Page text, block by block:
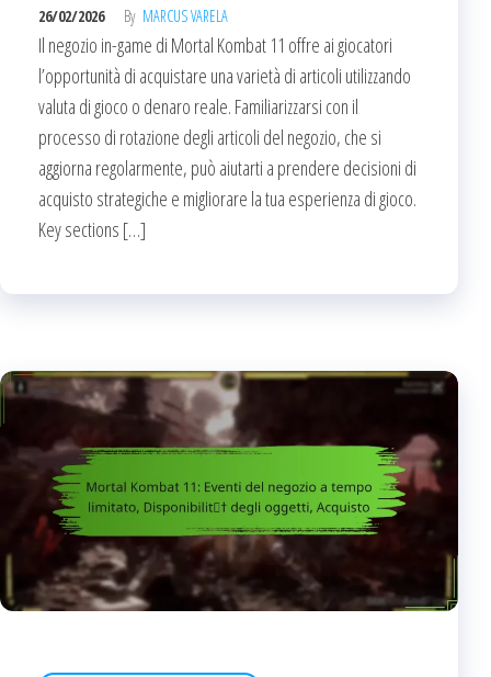
26/02/2026 By MARCUS VARELA
Il negozio in-game di Mortal Kombat 11 offre ai giocatori
l’opportunità di acquistare una varietà di articoli utilizzando
valuta di gioco o denaro reale. Familiarizzarsi con il
processo di rotazione degli articoli del negozio, che si
aggiorna regolarmente, può aiutarti a prendere decisioni di
acquisto strategiche e migliorare la tua esperienza di gioco.
Key sections […]